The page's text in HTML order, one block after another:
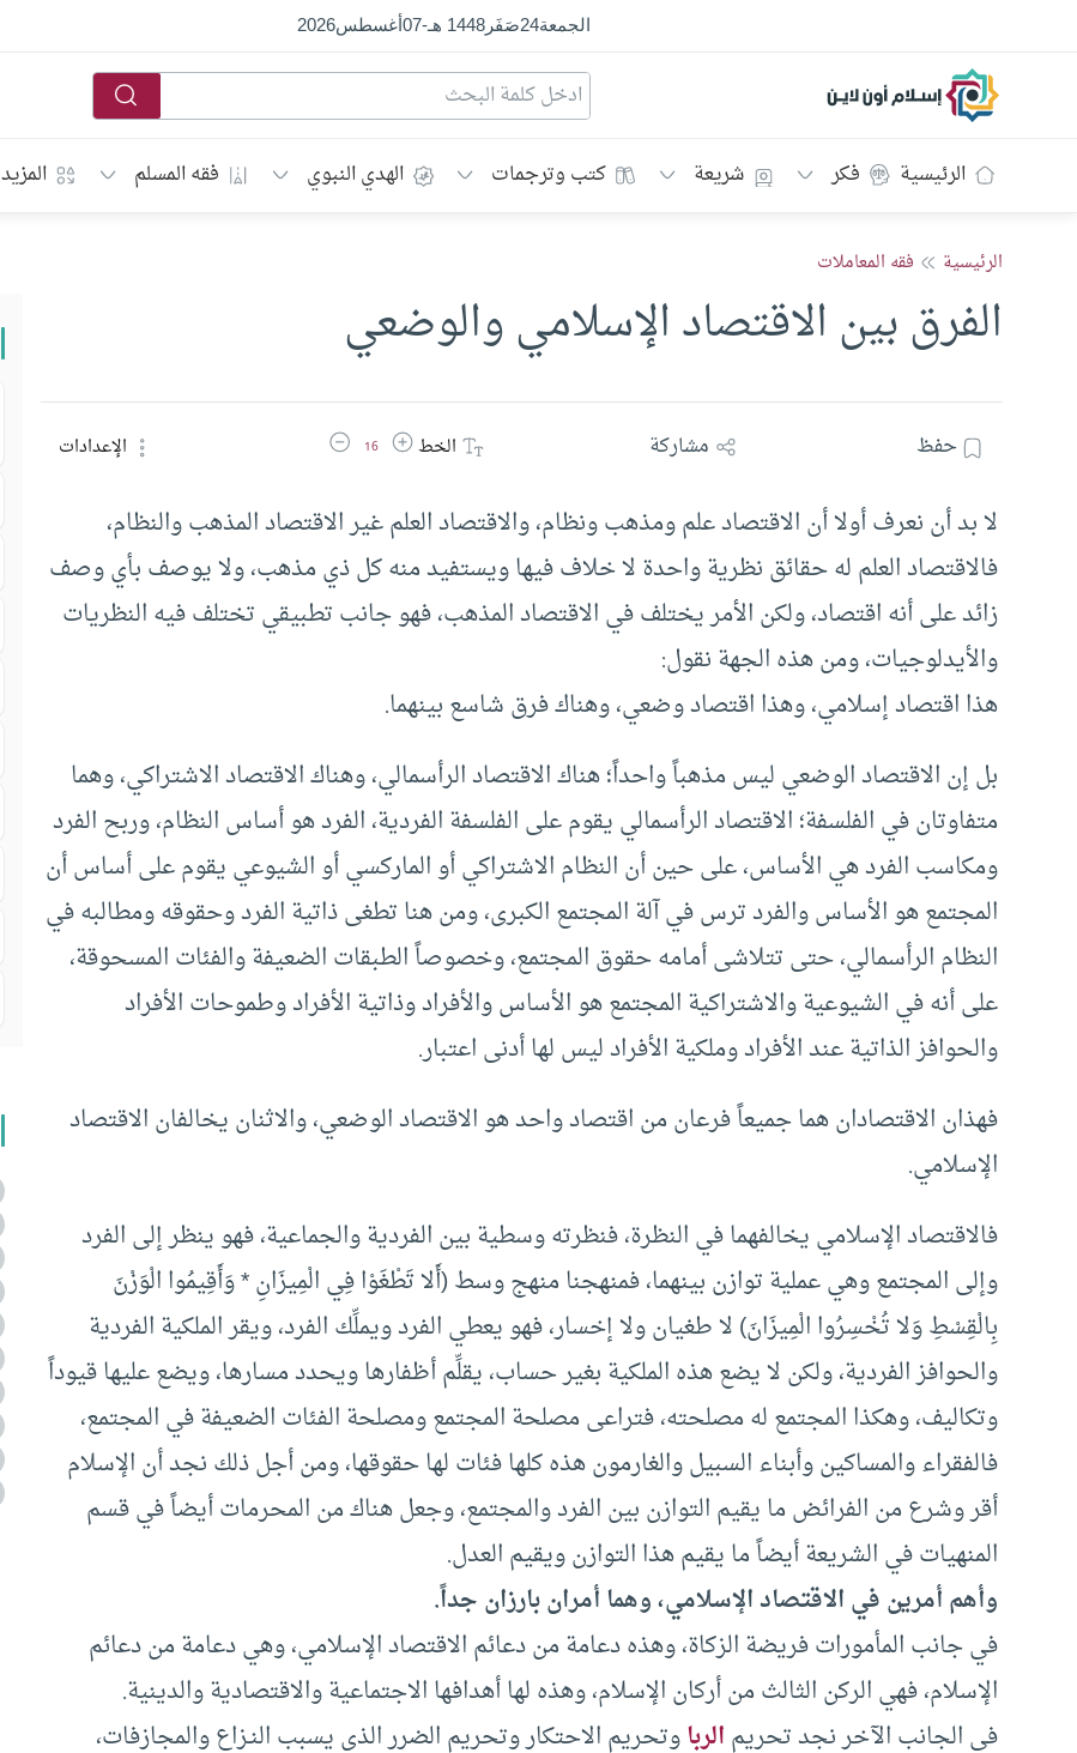
الجمعة24صَفَر1448 هـ -
07أغسطس2026
إسلام أون لاين
الرئيسية فكر شريعة كتب وترجمات الهدي النبوي فقه المسلم المزيد
الرئيسية فقه المعاملات
الفرق بين الاقتصاد الإسلامي والوضعي
حفظ مشاركة الخطزيادة حجم الخط
16 تقليل حجم الخط الإعدادات
لا بد أن نعرف أولا أن الاقتصاد علم ومذهب ونظام، والاقتصاد العلم غير الاقتصاد المذهب والنظام،
فالاقتصاد العلم له حقائق نظرية واحدة لا خلاف فيها ويستفيد منه كل ذي مذهب، ولا يوصف بأي وصف
زائد على أنه اقتصاد، ولكن الأمر يختلف في الاقتصاد المذهب، فهو جانب تطبيقي تختلف فيه النظريات
والأيدلوجيات، ومن هذه الجهة نقول:
هذا اقتصاد إسلامي، وهذا اقتصاد وضعي، وهناك فرق شاسع بينهما.
بل إن الاقتصاد الوضعي ليس مذهباً واحداً؛ هناك الاقتصاد الرأسمالي، وهناك الاقتصاد الاشتراكي، وهما
متفاوتان في الفلسفة؛ الاقتصاد الرأسمالي يقوم على الفلسفة الفردية، الفرد هو أساس النظام، وربح الفرد
ومكاسب الفرد هي الأساس، على حين أن النظام الاشتراكي أو الماركسي أو الشيوعي يقوم على أساس أن
المجتمع هو الأساس والفرد ترس في آلة المجتمع الكبرى، ومن هنا تطغى ذاتية الفرد وحقوقه ومطالبه في
النظام الرأسمالي، حتى تتلاشى أمامه حقوق المجتمع، وخصوصاً الطبقات الضعيفة والفئات المسحوقة،
على أنه في الشيوعية والاشتراكية المجتمع هو الأساس والأفراد وذاتية الأفراد وطموحات الأفراد
والحوافز الذاتية عند الأفراد وملكية الأفراد ليس لها أدنى اعتبار.
فهذان الاقتصادان هما جميعاً فرعان من اقتصاد واحد هو الاقتصاد الوضعي، والاثنان يخالفان الاقتصاد
الإسلامي.
فالاقتصاد الإسلامي يخالفهما في النظرة، فنظرته وسطية بين الفردية والجماعية، فهو ينظر إلى الفرد
وإلى المجتمع وهي عملية توازن بينهما، فمنهجنا منهج وسط (أَلا تَطْغَوْا فِي الْمِيزَانِ * وَأَقِيمُوا الْوَزْنَ
بِالْقِسْطِ وَلا تُخْسِرُوا الْمِيزَانَ) لا طغيان ولا إخسار، فهو يعطي الفرد ويملِّك الفرد، ويقر الملكية الفردية
والحوافز الفردية، ولكن لا يضع هذه الملكية بغير حساب، يقلِّم أظفارها ويحدد مسارها، ويضع عليها قيوداً
وتكاليف، وهكذا المجتمع له مصلحته، فتراعى مصلحة المجتمع ومصلحة الفئات الضعيفة في المجتمع،
فالفقراء والمساكين وأبناء السبيل والغارمون هذه كلها فئات لها حقوقها، ومن أجل ذلك نجد أن الإسلام
أقر وشرع من الفرائض ما يقيم التوازن بين الفرد والمجتمع، وجعل هناك من المحرمات أيضاً في قسم
المنهيات في الشريعة أيضاً ما يقيم هذا التوازن ويقيم العدل.
وأهم أمرين في الاقتصاد الإسلامي، وهما أمران بارزان جداً.
في جانب المأمورات فريضة الزكاة، وهذه دعامة من دعائم الاقتصاد الإسلامي، وهي دعامة من دعائم
الإسلام، فهي الركن الثالث من أركان الإسلام، وهذه لها أهدافها الاجتماعية والاقتصادية والدينية.
في الجانب الآخر نجد تحريمالرباوتحريم الاحتكار وتحريم الضرر الذي يسبب النـزاع والمجازفات،